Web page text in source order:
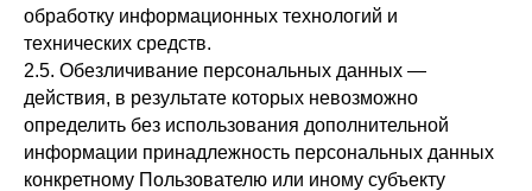
обработку информационных технологий и
технических средств.
2.5. Обезличивание персональных данных —
действия, в результате которых невозможно
определить без использования дополнительной
информации принадлежность персональных данных
конкретному Пользователю или иному субъекту